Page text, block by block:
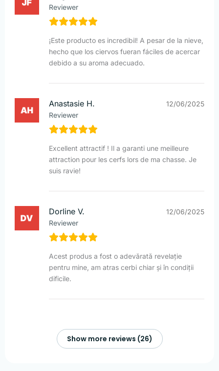
Reviewer
¡Este producto es incredibil! A pesar de la nieve,
hecho que los ciervos fueran fáciles de acercar
debido a su aroma adecuado.
Anastasie H.
Reviewer
12/06/2025
Excellent attractif ! Il a garanti une meilleure
attraction pour les cerfs lors de ma chasse. Je
suis ravie!
Dorline V.
Reviewer
12/06/2025
Acest produs a fost o adevărată revelație
pentru mine, am atras cerbi chiar și în condiții
dificile.
Show more reviews (26)